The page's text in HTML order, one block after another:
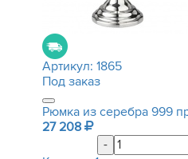
Артикул: 1865
Под заказ
Рюмка из серебра 999
27 208
-